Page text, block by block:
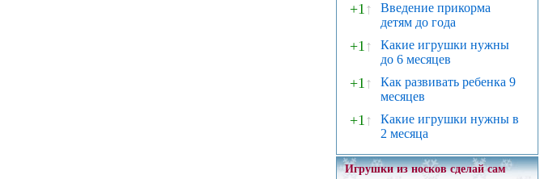
+1↑
Введение прикорма
детям до года
+1↑
Какие игрушки нужны
до 6 месяцев
+1↑
Как развивать ребенка 9
месяцев
+1↑
Какие игрушки нужны в
2 месяца
Игрушки из носков сделай сам